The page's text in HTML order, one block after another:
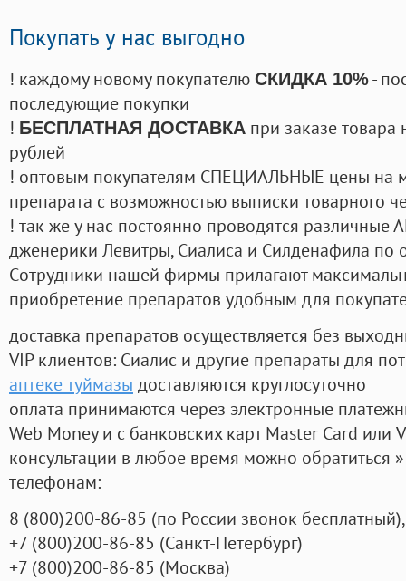
Покупать у нас выгодно
! каждому новому покупателю СКИДКА 10%-
последующие покупки
! БЕСПЛАТНАЯ ДОСТАВКА при заказе
рублей
! оптовым покупателям СПЕЦИАЛЬНЫЕ цены на
препарата с возможностью выписки товарного
! так же у нас постоянно проводятся
дженерики Левитры, Сиалиса и Силденафила по
Cотрудники нашей фирмы прилагают
приобретение препаратов удобным для
доставка препаратов осуществляется без
VIP клиентов: Сиалис и другие препараты для
аптеке туймазы доставляются круглосуточно
оплата принимаются через электронные
Web Money и с банковских карт Master Card или
консультации в любое время можно обратиться
телефонам:
8 (800)200-86-85 (по России звонок бесплатный),
+7 (800)200-86-85 (Санкт-Петербург)
+7 (800)200-86-85 (Москва)